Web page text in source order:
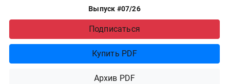
Выпуск #07/26
Подписаться
Купить PDF
Архив PDF